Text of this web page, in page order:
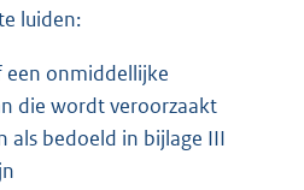
luiden:
een onmiddellijke
die wordt veroorzaakt
als bedoeld in bijlage III